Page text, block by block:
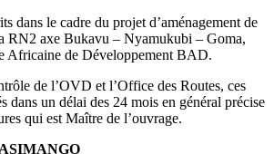
dans le cadre du projet d’aménagement de
RN2 axe Bukavu – Nyamukubi – Goma,
Africaine de Développement BAD.
de l’OVD et l’Office des Routes, ces
dans un délai des 24 mois en général précise
qui est Maître de l’ouvrage.